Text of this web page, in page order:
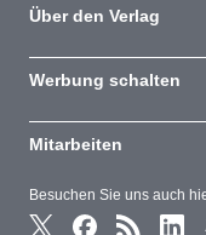
Besuchen Sie uns auch
Über den Verlag
Werbung schalten
Mitarbeiten